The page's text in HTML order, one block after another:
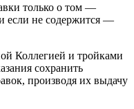
только о том —
если не содержится —
Коллегией и тройками
сохранить
производя их выдачу